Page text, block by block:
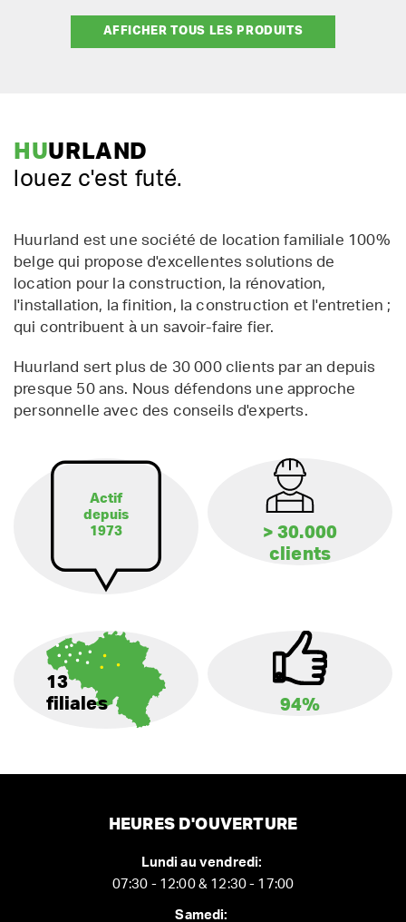
AFFICHER TOUS LES PRODUITS
HUURLAND
louez c'est futé.
Huurland est une société de location familiale 100%
belge qui propose d'excellentes solutions de
location pour la construction, la rénovation,
l'installation, la finition, la construction et l'entretien ;
qui contribuent à un savoir-faire fier.
Huurland sert plus de 30 000 clients par an depuis
presque 50 ans. Nous défendons une approche
personnelle avec des conseils d'experts.
Actif
depuis
1973
> 30.000
clients
13
filiales
94%
HEURES D'OUVERTURE
Lundi au vendredi:
07:30 - 12:00 & 12:30 - 17:00
Samedi: